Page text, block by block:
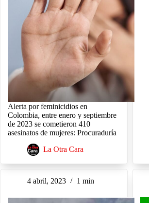
Alerta por feminicidios en
Colombia, entre enero y septiembre
de 2023 se cometieron 410
asesinatos de mujeres: Procuraduría
La Otra Cara
4 abril, 2023 1 min